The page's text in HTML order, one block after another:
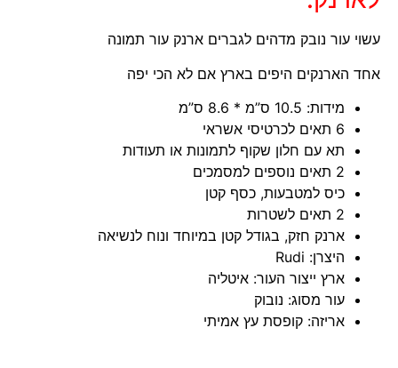
עשוי עור נובק מדהים לגברים ארנק עור תמונה
אחד הארנקים היפים בארץ אם לא הכי יפה
מידות: 10.5 ס”מ * 8.6 ס”מ
6 תאים לכרטיסי אשראי
תא עם חלון שקוף לתמונות או תעודות
2 תאים נוספים למסמכים
כיס למטבעות, כסף קטן
2 תאים לשטרות
ארנק חזק, בגודל קטן במיוחד ונוח לנשיאה
היצרן: Rudi
ארץ ייצור העור: איטליה
עור מסוג: נובוק
אריזה: קופסת עץ אמיתי